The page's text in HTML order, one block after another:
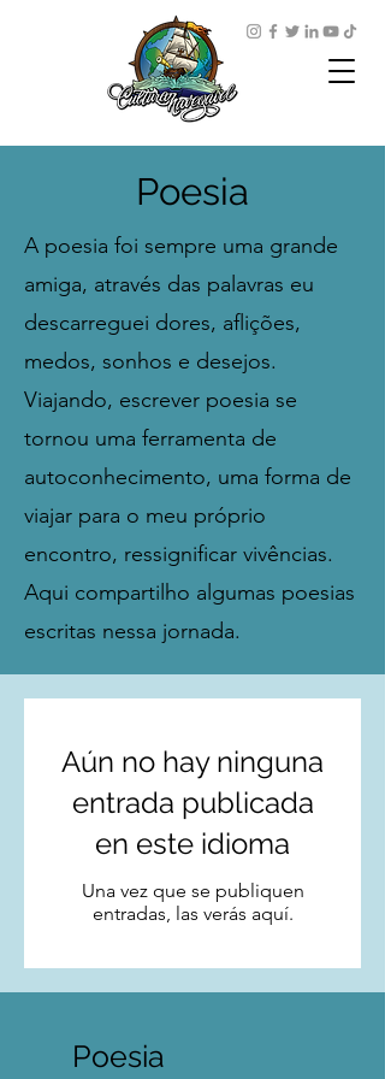
Poesia
A poesia foi sempre uma grande
amiga, através das palavras eu
descarreguei dores, aflições,
medos, sonhos e desejos.
Viajando, escrever poesia se
tornou uma ferramenta de
autoconhecimento, uma forma de
viajar para o meu próprio
encontro, ressignificar vivências.
Aqui compartilho algumas poesias
escritas nessa jornada.
Aún no hay ninguna
entrada publicada
en este idioma
Una vez que se publiquen
entradas, las verás aquí.
Poesia